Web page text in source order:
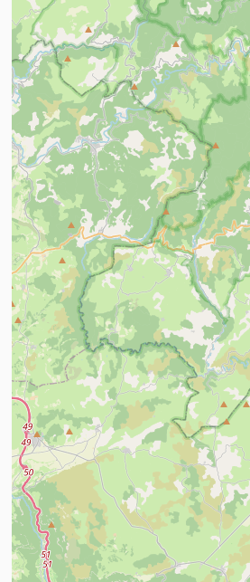
savoir plus
savoir plus